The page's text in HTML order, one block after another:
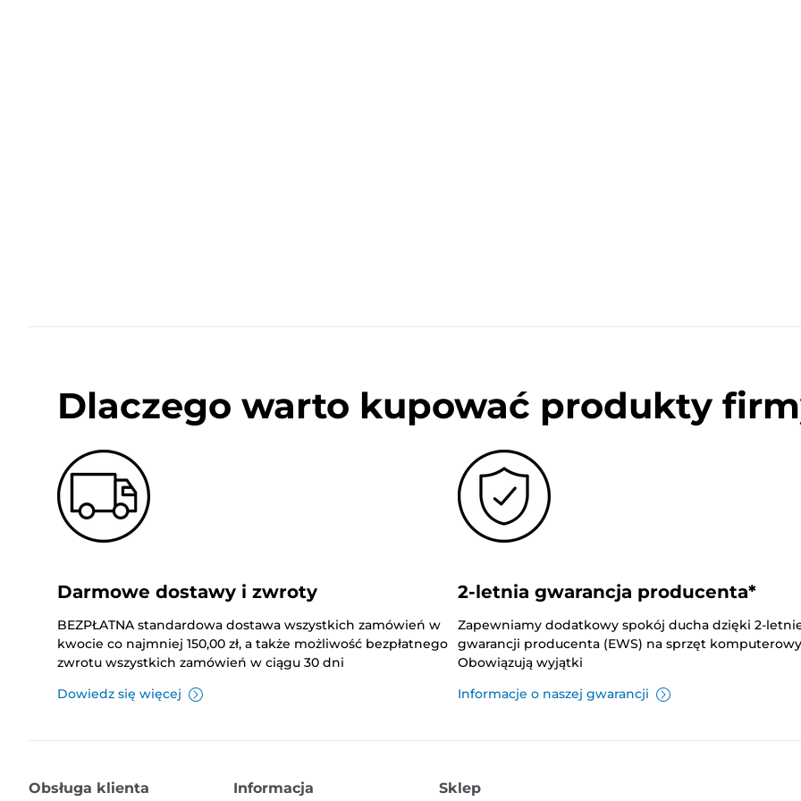
Dlaczego warto kupować produkty
Darmowe dostawy i zwroty
BEZPŁATNA standardowa dostawa wszystkich zamówień w
kwocie co najmniej 150,00 zł, a także możliwość bezpłatnego
zwrotu wszystkich zamówień w ciągu 30 dni
Dowiedz się więcej
2-letnia gwarancja producenta*
Zapewniamy dodatkowy spokój ducha dzięki 2-
gwarancji producenta (EWS) na sprzęt
Obowiązują wyjątki
Informacje o naszej gwarancji
Obsługa klienta Informacja Sklep